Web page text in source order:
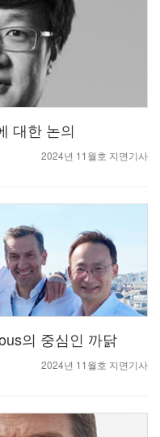
대한 논의
2024년 11월호 지면기사
의 중심인 까닭
2024년 11월호 지면기사